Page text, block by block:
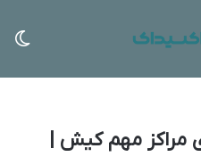
مراکز مهم کیش |